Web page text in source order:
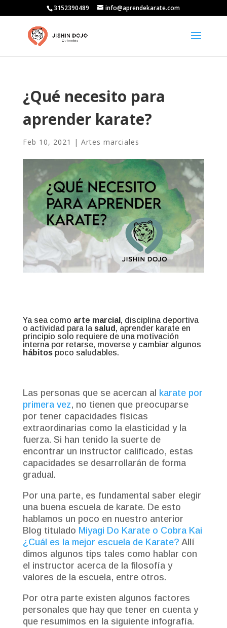
3152390489 info@aprendekarate.com
¿Qué necesito para
aprender karate?
Feb 10, 2021 | Artes marciales
Ya sea como arte marcial , disciplina deportiva
o actividad para la salud , aprender karate en
principio solo requiere de una motivación
interna por retarse, moverse y cambiar algunos
hábitospoco saludables.
Las personas que se acercan al karate por
primera vez, no tienen que preocuparse
por tener capacidades físicas
extraordinarias como la elasticidad y la
fuerza. Si han tenido la suerte de
encontrar un instructor calificado, estas
capacidades se desarrollarán de forma
gradual.
Por una parte, es fundamental saber elegir
una buena escuela de karate. De esto
hablamos un poco en nuestro anterior
Blog titulado Miyagi Do Karate o Cobra Kai
¿Cuál es la mejor escuela de Karate? Allí
dimos algunos tips tales como hablar con
el instructor acerca de la filosofía y
valores de la escuela, entre otros.
Por otra parte existen algunos factores
personales que hay que tener en cuenta y
que resumimos en la siguiente infografía.